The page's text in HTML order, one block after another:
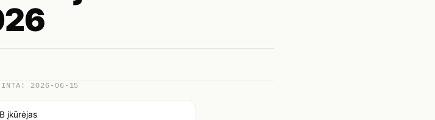
2026-06-15
įkūrėjas